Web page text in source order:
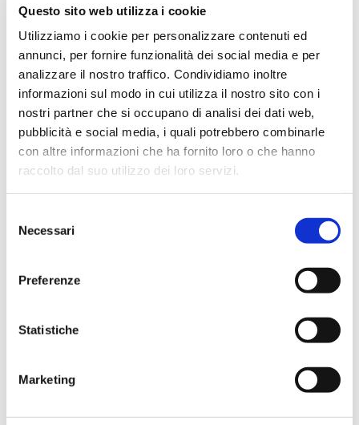
Questo sito web utilizza i cookie
Utilizziamo i cookie per personalizzare contenuti ed
annunci, per fornire funzionalità dei social media e per
analizzare il nostro traffico. Condividiamo inoltre
informazioni sul modo in cui utilizza il nostro sito con i
nostri partner che si occupano di analisi dei dati web,
pubblicità e social media, i quali potrebbero combinarle
con altre informazioni che ha fornito loro o che hanno
raccolto dal suo utilizzo dei loro servizi.
delNecessari
Preferenze
Statistiche
Marketing